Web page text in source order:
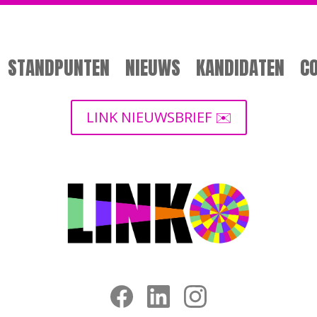
STANDPUNTEN NIEUWS KANDIDATEN
LINK NIEUWSBRIEF ✉️